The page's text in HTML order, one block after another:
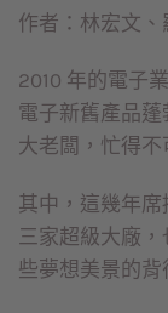
作者：林宏文、
2010 年的電子
電子新舊產品
大老闆，忙得不
其中，這幾年
三家超級大廠
些夢想美景的背